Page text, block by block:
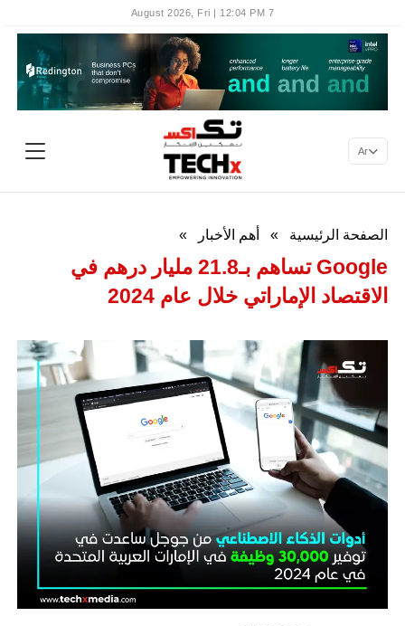
7 August 2026, Fri | 12:04 PM
Ar
الصفحة الرئيسية » أهم الأخبار »
Google تساهم بـ21.8 مليار درهم في
الاقتصاد الإماراتي خلال عام 2024